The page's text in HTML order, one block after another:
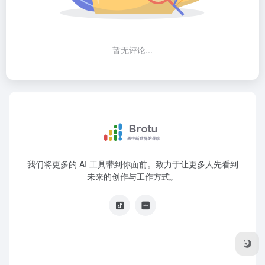
暂无评论...
我们将更多的 AI 工具带到你面前。致力于让更多人先看到
未来的创作与工作方式。